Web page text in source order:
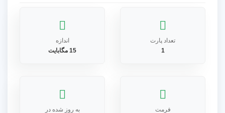
تعداد پارت
1
اندازه
15 مگابایت
فرمت
به روز شده در